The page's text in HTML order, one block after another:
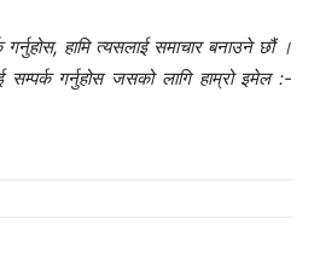
हामि त्यसलाई समाचार बनाउने छौं ।
सम्पर्क गर्नुहोस जसको लागि हाम्रो इमेल :-